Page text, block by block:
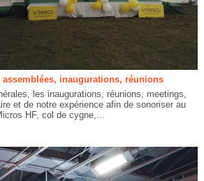
inaugurations, réunions
les inaugurations, réunions, meetings,
et de notre expérience afin de sonoriser au
HF, col de cygne,...